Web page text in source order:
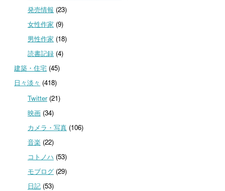
発売情報 (23)
女性作家 (9)
男性作家 (18)
読書記録(4)
建築・住宅 (45)
日々淡々 (418)
Twitter(21)
映画(34)
カメラ・写真(106)
音楽 (22)
コトノハ (53)
モブログ(29)
日記(53)